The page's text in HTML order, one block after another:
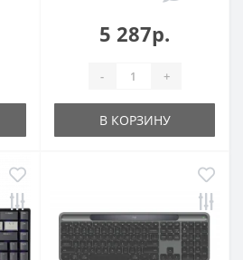
5 287р.
- +
В КОРЗИНУ